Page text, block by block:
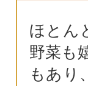
ほとん
野菜も
もあり